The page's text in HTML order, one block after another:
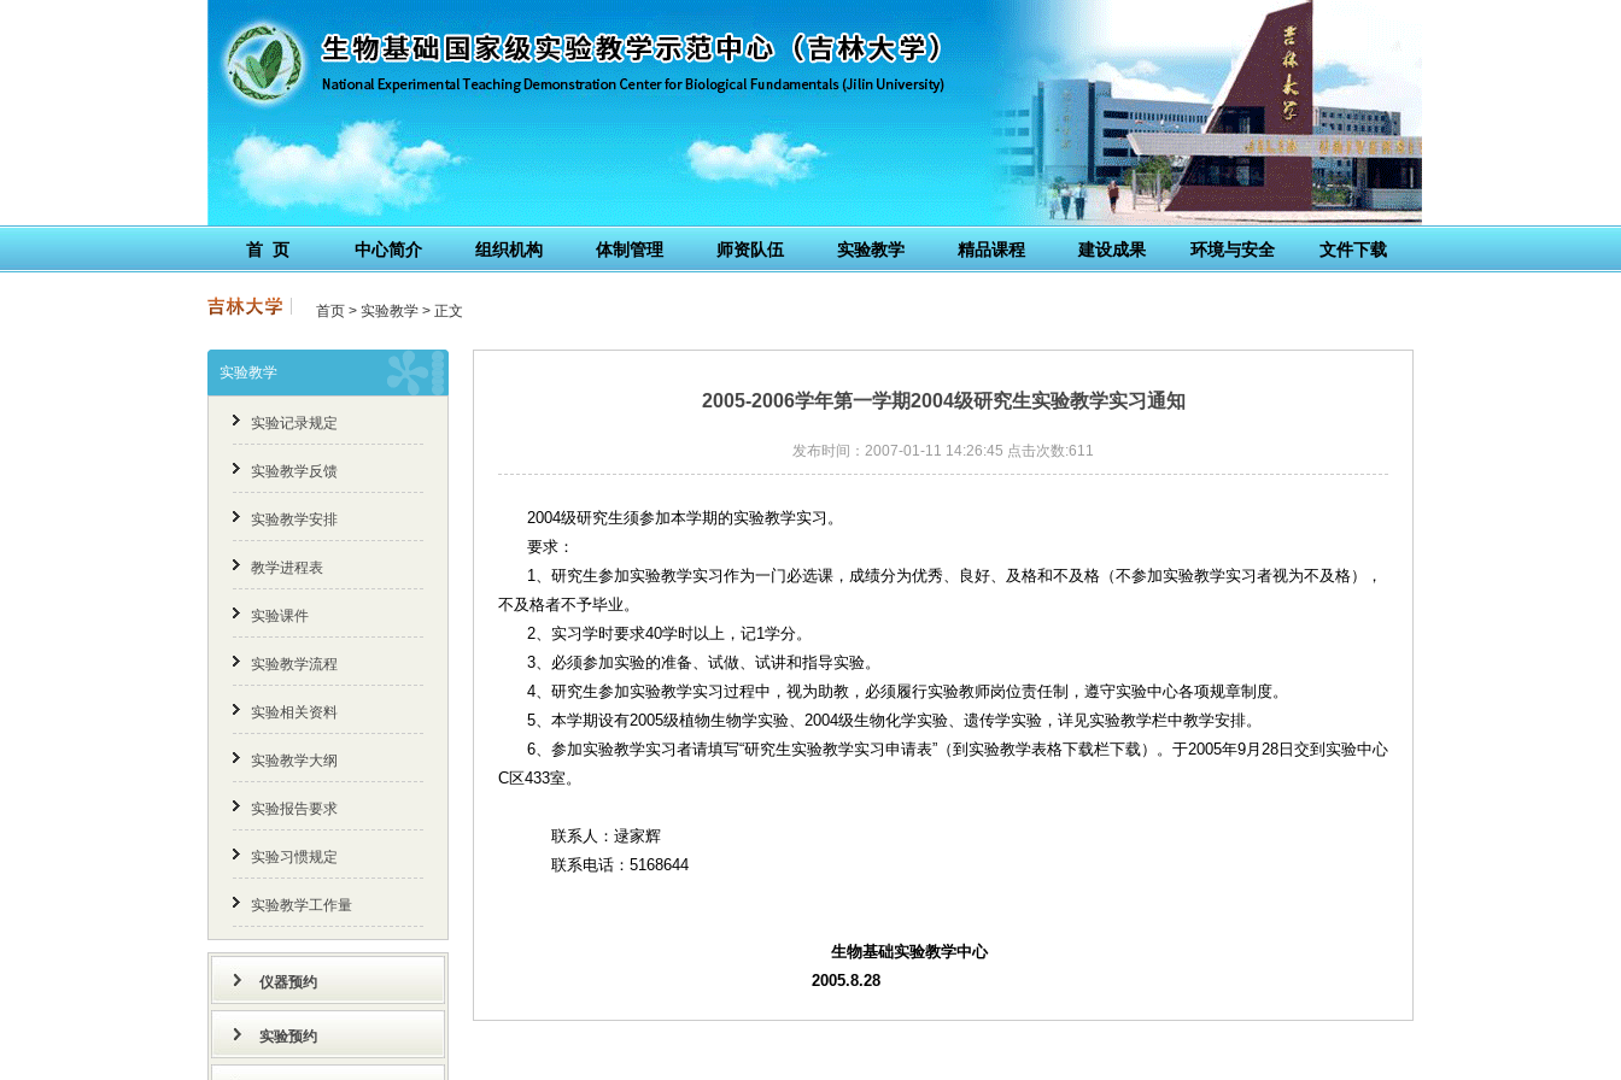
首 页 中心简介 组织机构 体制管理 师资队伍 实验教学 精品课程 建设成果 环境与安全 文件下载
首页 > 实验教学 > 正文
实验教学
实验记录规定
实验教学反馈
实验教学安排
教学进程表
实验课件
实验教学流程
实验相关资料
实验教学大纲
实验报告要求
实验习惯规定
实验教学工作量
仪器预约
实验预约
2005-2006学年第一学期2004级研究生实验教学实习通知
发布时间：2007-01-11 14:26:45 点击次数:611
2004级研究生须参加本学期的实验教学实习。
要求：
1、研究生参加实验教学实习作为一门必选课，成绩分为优秀、良好、及格和不及格（不参加实验教学实习者视为不及格），
不及格者不予毕业。
2、实习学时要求40学时以上，记1学分。
3、必须参加实验的准备、试做、试讲和指导实验。
4、研究生参加实验教学实习过程中，视为助教，必须履行实验教师岗位责任制，遵守实验中心各项规章制度。
5、本学期设有2005级植物生物学实验、2004级生物化学实验、遗传学实验，详见实验教学栏中教学安排。
6、参加实验教学实习者请填写“研究生实验教学实习申请表”（到实验教学表格下载栏下载）。于2005年9月28日交到实验中心
C区433室。
联系人：逯家辉
联系电话：5168644
生物基础实验教学中心
2005.8.28